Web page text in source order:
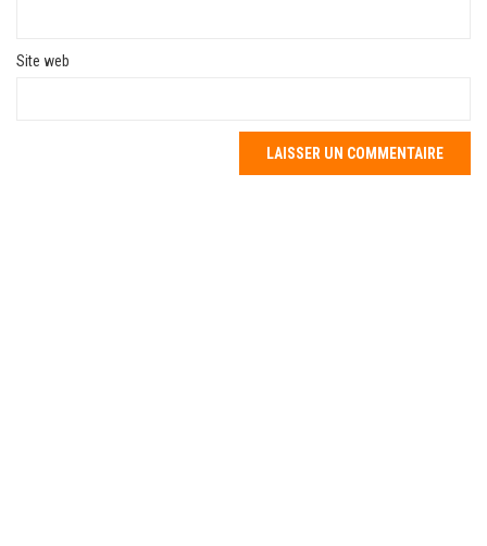
Site web